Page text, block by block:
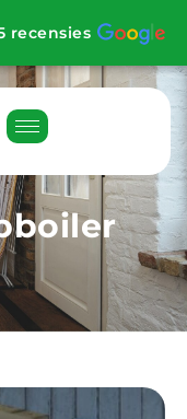
recensies